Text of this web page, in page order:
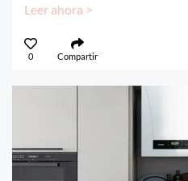
Leer ahora >
0 Compartir